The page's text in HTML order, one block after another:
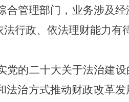
合管理部门，业务涉及经
行政、依法理财能力有
的二十大关于法治建
治方式推动财政改革